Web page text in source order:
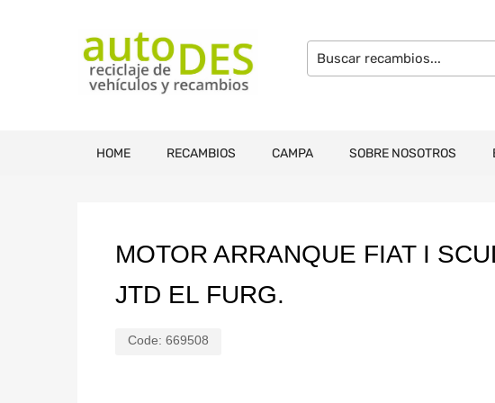
HOME RECAMBIOS CAMPA SOBRE NOSOTROS
MOTOR ARRANQUE FIAT I
JTD EL FURG.
Code: 669508